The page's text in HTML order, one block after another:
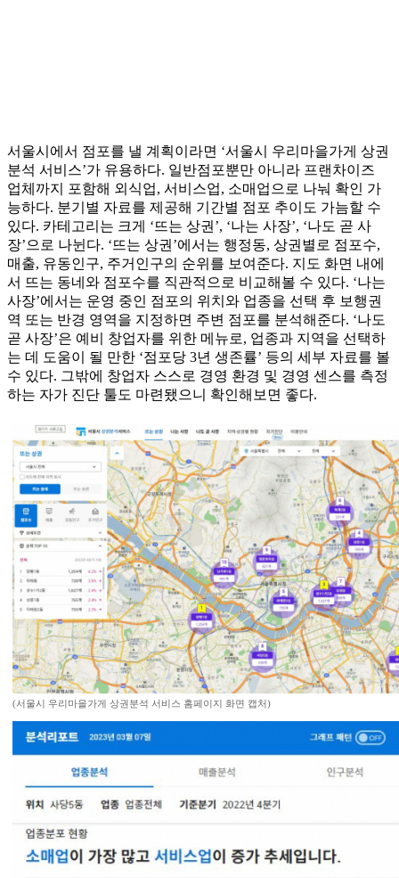
서울시에서 점포를 낼 계획이라면 ‘서울시 우리마을가게 상권
분석 서비스’가 유용하다. 일반점포뿐만 아니라 프랜차이즈
업체까지 포함해 외식업, 서비스업, 소매업으로 나눠 확인 가
능하다. 분기별 자료를 제공해 기간별 점포 추이도 가늠할 수
있다. 카테고리는 크게 ‘뜨는 상권’, ‘나는 사장’, ‘나도 곧 사
장’으로 나뉜다. ‘뜨는 상권’에서는 행정동, 상권별로 점포수,
매출, 유동인구, 주거인구의 순위를 보여준다. 지도 화면 내에
서 뜨는 동네와 점포수를 직관적으로 비교해볼 수 있다. ‘나는
사장’에서는 운영 중인 점포의 위치와 업종을 선택 후 보행권
역 또는 반경 영역을 지정하면 주변 점포를 분석해준다. ‘나도
곧 사장’은 예비 창업자를 위한 메뉴로, 업종과 지역을 선택하
는 데 도움이 될 만한 ‘점포당 3년 생존률’ 등의 세부 자료를 볼
수 있다. 그밖에 창업자 스스로 경영 환경 및 경영 센스를 측정
하는 자가 진단 툴도 마련됐으니 확인해보면 좋다.
(서울시 우리마을가게 상권분석 서비스 홈페이지 화면 캡처)